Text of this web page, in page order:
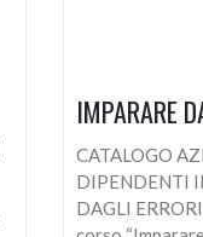
IMPARARE
CATALOGO
DIPENDENTI
DAGLI